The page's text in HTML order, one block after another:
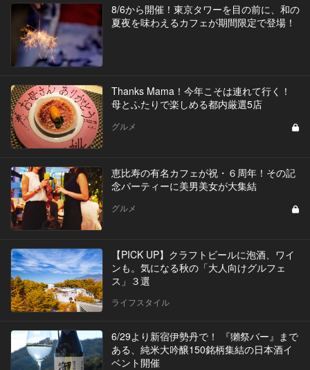
8/6から開催！東京タワーを目の前に、和の
夏夜を味わえるカフェが期間限定で登場！
Thanks Mama！今年こそは連れて行く！
母とふたりで楽しめる都内厳選5店
グルメ
恵比寿の有名カフェが祝・６周年！その記
念パーティーに美男美女が大集結
グルメ
【PICK UP】クラフトビールに泡酒、ワイ
ンも。気になる秋の「大人向けグルフェ
ス」３選
ライフスタイル
6/29より新宿伊勢丹で！ 『獺祭バー』まで
ある、純米大吟醸150銘柄集結の日本酒イ
ベント開催